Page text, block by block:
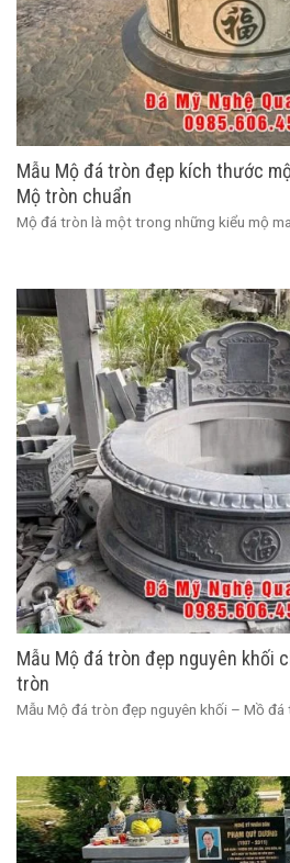
Mẫu Mộ đá tròn đẹp kích thước
Mộ tròn chuẩn
Mộ đá tròn là một trong những kiểu mộ
Mẫu Mộ đá tròn đẹp nguyên khối
tròn
Mẫu Mộ đá tròn đẹp nguyên khối – Mồ đá